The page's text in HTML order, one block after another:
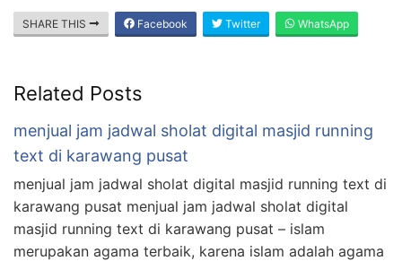
SHARE THIS Facebook Twitter WhatsApp
Related Posts
menjual jam jadwal sholat digital masjid running
text di karawang pusat
menjual jam jadwal sholat digital masjid running text di
karawang pusat menjual jam jadwal sholat digital
masjid running text di karawang pusat – islam
merupakan agama terbaik, karena islam adalah agama